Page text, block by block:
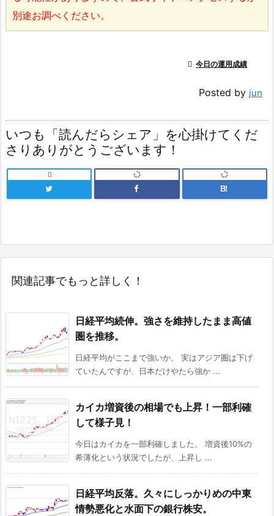
別途お調べください。
 今日の運用成績
Posted by jun
いつも「読んだらシェア」を心掛けてくだ
さりありがとうございます！

B!
関連記事でもっと詳しく！
日経平均続伸。強さを維持したまま高値
圏を推移。
日経平均がここまで強いか。 実はアジア圏は下げ
ていたんですが、日本だけやたら強か ...
カイカ増資後の相場でも上昇！一部利確
して様子見！
今日はカイカを一部利確しました。 増資後10%の
希薄化という状況でしたが、上昇し ...
日経平均反落。久々にしっかりめの中東
情勢悪化と水面下の銀行株安。